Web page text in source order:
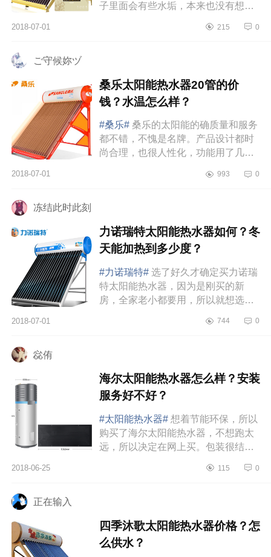
子里面会有些水垢，本来也没有想到
台。后来打400-813-2222维修电话...
2018-07-01 215 0
ご守候妳ヅ
桑乐太阳能热水器20管的价
钱？水温怎么样？
#桑乐# 桑乐的太阳能的确质量和服务
都不错，不愧是名牌。产品设计都时
尚合理，也很人性化，功能用了几天
对比，显得高大上很多。真空管...
2018-07-01 993 0
冻结此时此刻
力诺瑞特太阳能热水器如何？冬
天能加热到多少度？
#力诺瑞特# 选了好久才确定买力诺瑞
特太阳能热水器，因为是刚买的新
房，全家老小都要用，所以就想选个
再个是，物品真的很棒，没让我们失
2018-07-01 744 0
惢侑
海尔太阳能热水器怎么样？安装
服务好不好？
#太阳能热水器# 想着节能环保，所以
购买了海尔太阳能热水器，不想跑太
远，所以决定在网上买。包装很结实
没有磕碰，物流速度也很快。放在4楼
2018-06-25 115 0
正在输入
四季沐歌太阳能热水器价格？怎
么供水？